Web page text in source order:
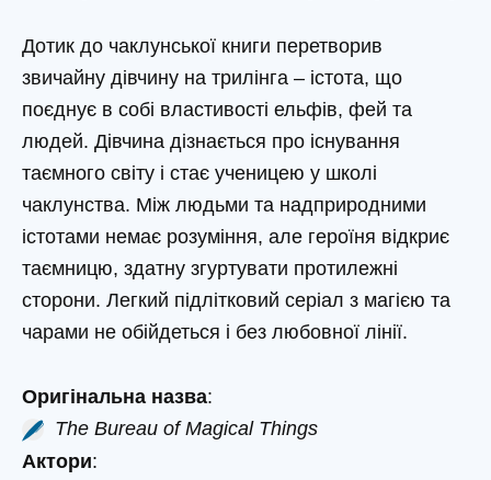
Дотик до чаклунської книги перетворив
звичайну дівчину на трилінга – істота, що
поєднує в собі властивості ельфів, фей та
людей. Дівчина дізнається про існування
таємного світу і стає ученицею у школі
чаклунства. Між людьми та надприродними
істотами немає розуміння, але героїня відкриє
таємницю, здатну згуртувати протилежні
сторони. Легкий підлітковий серіал з магією та
чарами не обійдеться і без любовної лінії.
Оригінальна назва:
The Bureau of Magical Things
Актори: